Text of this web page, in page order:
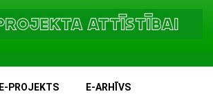
E-PROJEKTS E-ARHĪVS